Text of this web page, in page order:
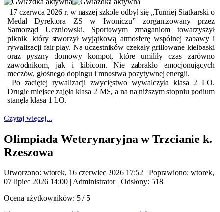
17 czerwca 2026 r. w naszej szkole odbył się „Turniej Siatkarski o
Medal Dyrektora ZS w Iwoniczu” zorganizowany przez
Samorząd Uczniowski. Sportowym zmaganiom towarzyszył
piknik, który stworzył wyjątkową atmosferę wspólnej zabawy i
rywalizacji fair play. Na uczestników czekały grillowane kiełbaski
oraz pyszny domowy kompot, które umiliły czas zarówno
zawodnikom, jak i kibicom. Nie zabrakło emocjonujących
meczów, głośnego dopingu i mnóstwa pozytywnej energii.
Po zaciętej rywalizacji zwycięstwo wywalczyła klasa 2 LO.
Drugie miejsce zajęła klasa 2 MS, a na najniższym stopniu podium
stanęła klasa 1 LO.
Czytaj więcej...
Olimpiada Weterynaryjna w Trzcianie k.
Rzeszowa
Utworzono: wtorek, 16 czerwiec 2026 17:52 | Poprawiono: wtorek,
07 lipiec 2026 14:00 | Administrator| Odsłony: 518
Ocena użytkowników: 5 / 5